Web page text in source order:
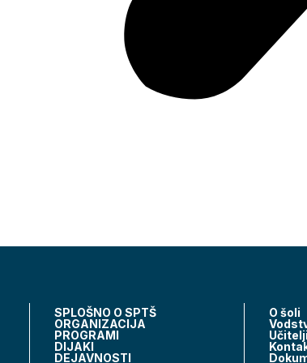
SPLOŠNO O SPTŠ
ORGANIZACIJA
PROGRAMI
DIJAKI
DEJAVNOSTI
O šoli
Učitelji